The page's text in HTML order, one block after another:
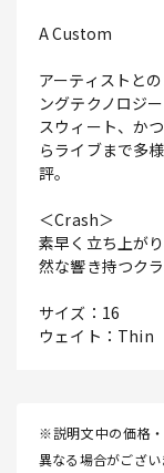
A Custom
アーティストと
ングテクノロジ
スウィート、か
らライブまで多
評。
＜Crash＞
素早く立ち上が
然な響き持つクラ
サイズ：16
ウェイト：Thin
※説明文中の価格
異なる場合がござい